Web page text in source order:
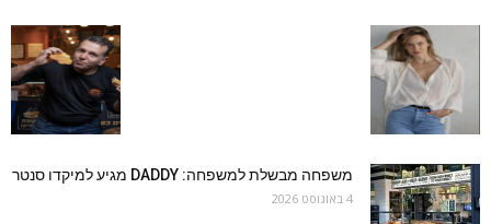
משפחה מבשלת למשפחה: DADDY מגיע למיקדו סנטר
4 באוגוסט 2026